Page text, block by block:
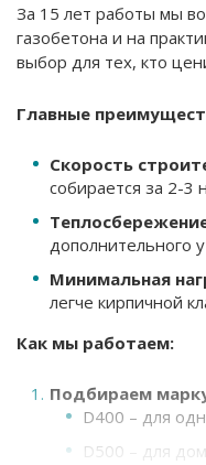
За 15 лет работы мы
газобетона и на
выбор для тех, кто
Главные
Скорость
собирается за 2-3
дополнительного
Минимальная
легче кирпичной
Как мы работаем:
Подбираем
D400 – для
D500 – для